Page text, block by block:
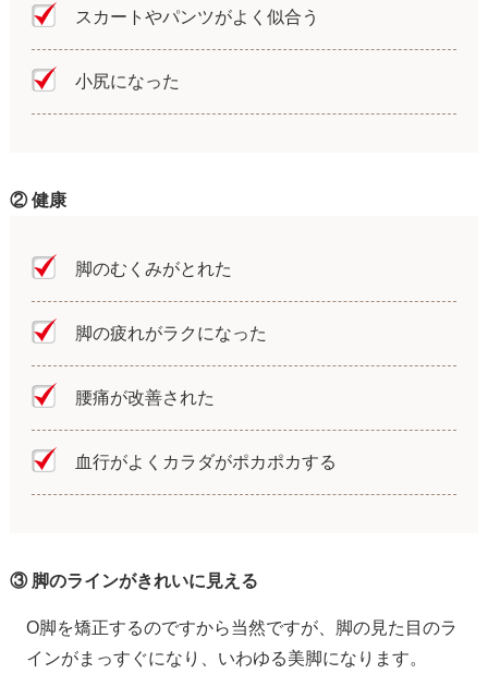
スカートやパンツがよく似合う
小尻になった
② 健康
脚のむくみがとれた
脚の疲れがラクになった
腰痛が改善された
血行がよくカラダがポカポカする
③ 脚のラインがきれいに見える
O脚を矯正するのですから当然ですが、脚の見た目のラ
インがまっすぐになり、いわゆる美脚になります。